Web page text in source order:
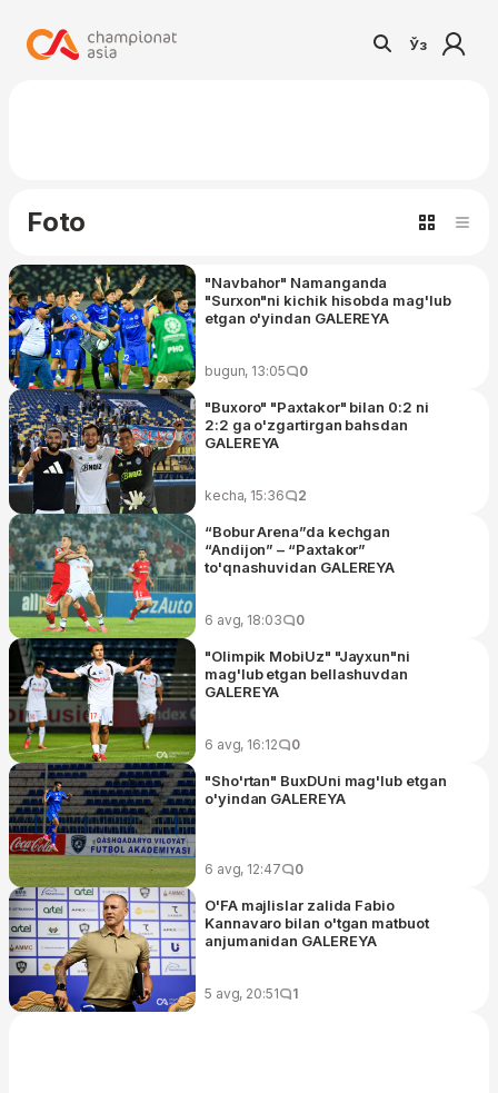
Ўз
Foto
"Navbahor" Namanganda
"Surxon"ni kichik hisobda mag'lub
etgan o'yindan GALEREYA
bugun, 13:05 0
"Buxoro" "Paxtakor" bilan 0:2 ni
2:2 ga o'zgartirgan bahsdan
GALEREYA
kecha, 15:36 2
“Bobur Arena”da kechgan
“Andijon” – “Paxtakor”
to'qnashuvidan GALEREYA
6 avg, 18:03 0
"Olimpik MobiUz" "Jayxun"ni
mag'lub etgan bellashuvdan
GALEREYA
6 avg, 16:12 0
"Sho'rtan" BuxDUni mag'lub etgan
o'yindan GALEREYA
6 avg, 12:47 0
O'FA majlislar zalida Fabio
Kannavaro bilan o'tgan matbuot
anjumanidan GALEREYA
5 avg, 20:51 1